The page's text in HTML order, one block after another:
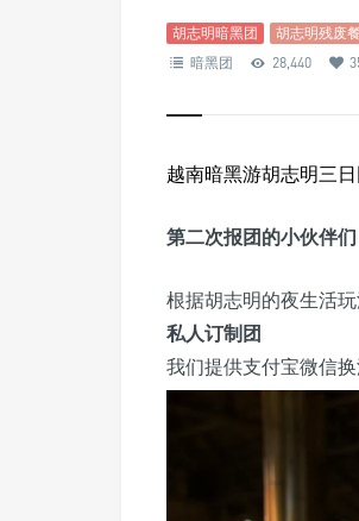
胡志明暗黑团 胡志明残废餐
暗黑团
28,440
越南暗黑游胡志明三
第二次报团的小伙伴
根据胡志明的夜生活
私人订制团
我们提供支付宝微信